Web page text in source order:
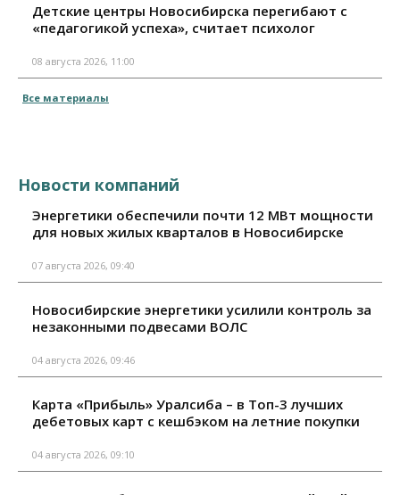
Детские центры Новосибирска перегибают с
«педагогикой успеха», считает психолог
08 августа 2026, 11:00
Все материалы
Новости компаний
Энергетики обеспечили почти 12 МВт мощности
для новых жилых кварталов в Новосибирске
07 августа 2026, 09:40
Новосибирские энергетики усилили контроль за
незаконными подвесами ВОЛС
04 августа 2026, 09:46
Карта «Прибыль» Уралсиба – в Топ-3 лучших
дебетовых карт с кешбэком на летние покупки
04 августа 2026, 09:10